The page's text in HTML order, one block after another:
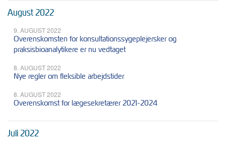
August 2022
9. AUGUST 2022
Overenskomsten for konsultationssygeplejersker og
praksisbioanalytikere er nu vedtaget
8. AUGUST 2022
Nye regler om fleksible arbejdstider
8. AUGUST 2022
Overenskomst for lægesekretærer 2021-2024
Juli 2022